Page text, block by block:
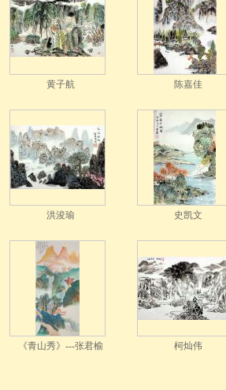
黄子航 陈嘉佳
洪浚瑜 史凯文
《青山秀》---张君榆 柯灿伟